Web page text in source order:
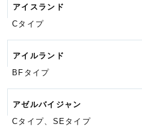
アイスランド
Cタイプ
アイルランド
BFタイプ
アゼルバイジャン
Cタイプ、SEタイプ